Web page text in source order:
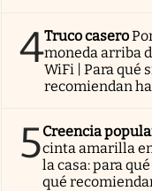
4Truco casero
moneda arriba
WiFi | Para qué
recomiendan
5Creencia
cinta amarilla
la casa: para
qué